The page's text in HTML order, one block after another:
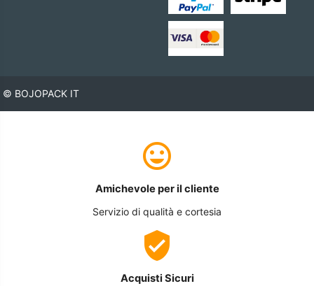
© BOJOPACK IT
Amichevole per il cliente
Servizio di qualità e cortesia
Acquisti Sicuri